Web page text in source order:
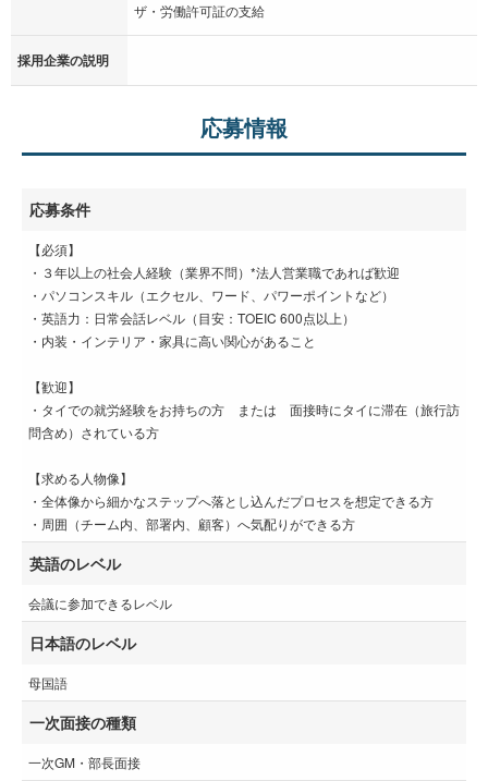
ザ・労働許可証の支給
採用企業の説明
応募情報
応募条件
【必須】
・３年以上の社会人経験（業界不問）*法人営業職であれば歓迎
・パソコンスキル（エクセル、ワード、パワーポイントなど）
・英語力：日常会話レベル（目安：TOEIC 600点以上）
・内装・インテリア・家具に高い関心があること
【歓迎】
・タイでの就労経験をお持ちの方 または 面接時にタイに滞在（旅行訪
問含め）されている方
【求める人物像】
・全体像から細かなステップへ落とし込んだプロセスを想定できる方
・周囲（チーム内、部署内、顧客）へ気配りができる方
英語のレベル
会議に参加できるレベル
日本語のレベル
母国語
一次面接の種類
一次GM・部長面接